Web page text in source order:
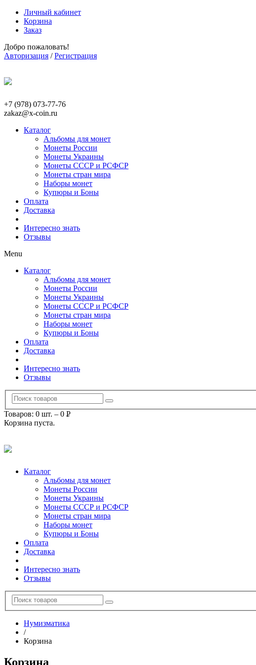
Личный кабинет
Корзина
Заказ
Добро пожаловать!
Авторизация /Регистрация
+7 (978) 073-77-76
zakaz@x-coin.ru
Каталог
Альбомы для монет
Монеты России
Монеты Украины
Монеты СССР и РСФСР
Монеты стран мира
Наборы монет
Купюры и Боны
Оплата
Доставка
Интересно знать
Отзывы
Menu
Каталог
Альбомы для монет
Монеты России
Монеты Украины
Монеты СССР и РСФСР
Монеты стран мира
Наборы монет
Купюры и Боны
Оплата
Доставка
Интересно знать
Отзывы
Товаров: 0 шт. – 0 Р
Корзина пуста.
Каталог
Альбомы для монет
Монеты России
Монеты Украины
Монеты СССР и РСФСР
Монеты стран мира
Наборы монет
Купюры и Боны
Оплата
Доставка
Интересно знать
Отзывы
Нумизматика
/
Корзина
Корзина